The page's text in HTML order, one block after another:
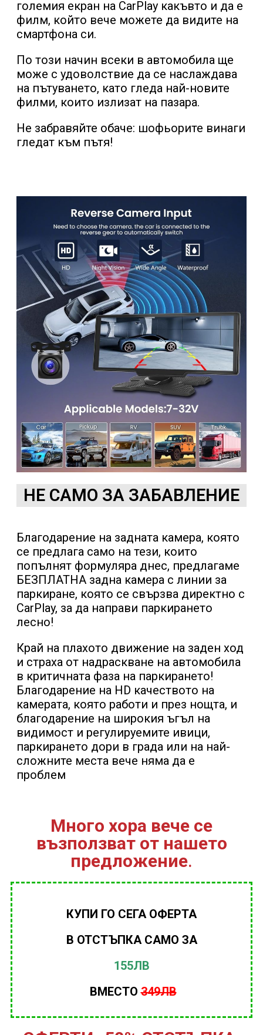
големия екран на CarPlay какъвто и да е
филм, който вече можете да видите на
смартфона си.
По този начин всеки в автомобила ще
може с удоволствие да се наслаждава
на пътуването, като гледа най-новите
филми, които излизат на пазара.
Не забравяйте обаче: шофьорите винаги
гледат към пътя!
НЕ САМО ЗА ЗАБАВЛЕНИЕ
Благодарение на задната камера, която
се предлага само на тези, които
попълнят формуляра днес, предлагаме
БЕЗПЛАТНА задна камера с линии за
паркиране, която се свързва директно с
CarPlay, за да направи паркирането
лесно!
Край на плахото движение на заден ход
и страха от надраскване на автомобила
в критичната фаза на паркирането!
Благодарение на HD качеството на
камерата, която работи и през нощта, и
благодарение на широкия ъгъл на
видимост и регулируемите ивици,
паркирането дори в града или на най-
сложните места вече няма да е
проблем
Много хора вече се
възползват от нашето
предложение.
КУПИ ГО СЕГА ОФЕРТА
В ОТСТЪПКА САМО ЗА
155ЛВ
ВМЕСТО349ЛВ